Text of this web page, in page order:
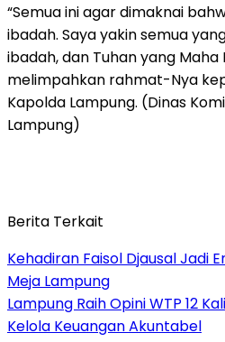
“Semua ini agar dimaknai
ibadah. Saya yakin semua
ibadah, dan Tuhan yang Maha
melimpahkan rahmat-Nya
Kapolda Lampung. (Dinas
Lampung)
Berita Terkait
Kehadiran Faisol Djausal Jadi
Meja Lampung
Lampung Raih Opini WTP 12
Kelola Keuangan Akuntabel